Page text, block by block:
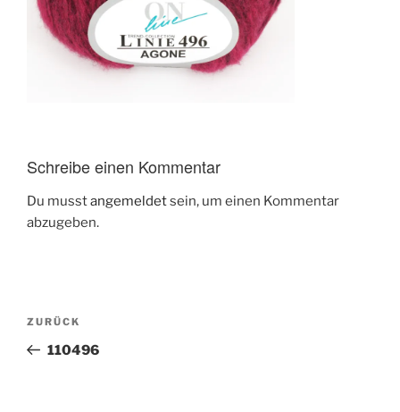
Schreibe einen Kommentar
Du musstangemeldetsein, um einen Kommentar
abzugeben.
Beitragsnavigation
Vorheriger
Beitrag
ZURÜCK
110496